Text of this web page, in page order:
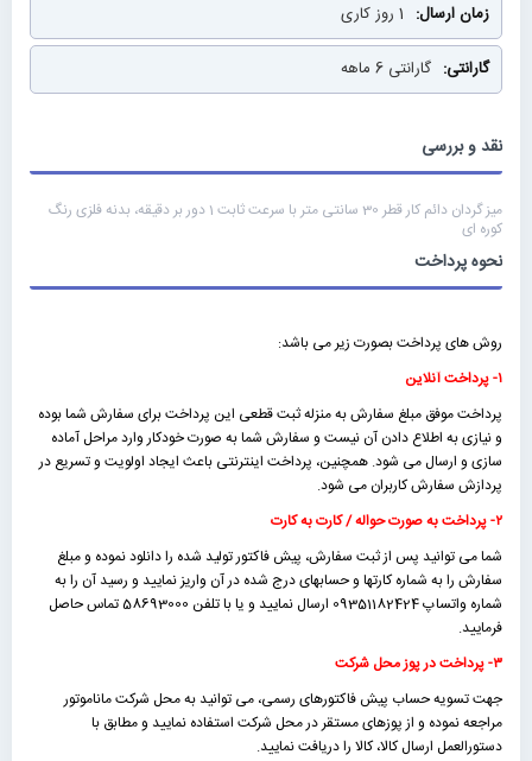
1 روز کاری
گارانتی 6 ماهه
نقد و بررسی
میز گردان دائم کار قطر 30 سانتی متر با سرعت ثابت 1 دور بر دقیقه، بدنه فلزی رنگ
کوره ای
نحوه پرداخت
روش های پرداخت بصورت زیر می باشد:
۱- پرداخت آنلاین
پرداخت موفق مبلغ سفارش به منزله ثبت قطعی این پرداخت برای سفارش شما بوده
و نیازی به اطلاع دادن آن نیست و سفارش شما به صورت خودکار وارد مراحل آماده
سازی و ارسال می شود. همچنین، پرداخت اینترنتی باعث ایجاد اولویت و تسریع در
پردازش سفارش کاربران می شود.
۲- پرداخت به صورت حواله / کارت به کارت
شما می توانید پس از ثبت سفارش، پیش فاکتور تولید شده را دانلود نموده و مبلغ
سفارش را به شماره کارتها و حسابهای درج شده در آن واریز نمایید و رسید آن را به
شماره واتساپ 09351182424 ارسال نمایید و یا با تلفن 58693000 تماس حاصل
فرمایید.
۳- پرداخت در پوز محل شرکت
جهت تسویه حساب پیش فاکتورهای رسمی، می توانید به محل شرکت ماناموتور
مراجعه نموده و از پوزهای مستقر در محل شرکت استفاده نمایید و مطابق با
دستورالعمل ارسال کالا، کالا را دریافت نمایید.